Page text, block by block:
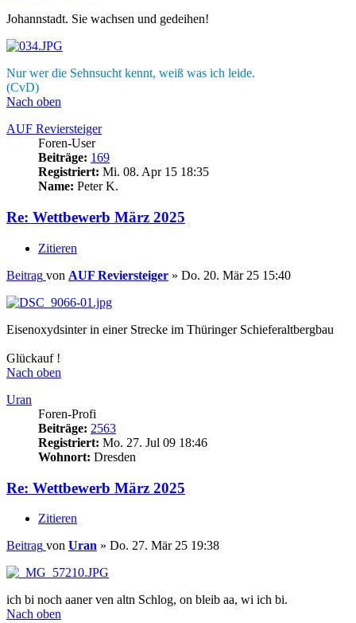
Johannstadt. Sie wachsen und gedeihen!
Nur wer die Sehnsucht kennt, weiß was ich leide.
(CvD)
Nach oben
AUF Reviersteiger
Foren-User
Beiträge: 169
Registriert: Mi. 08. Apr 15 18:35
Name: Peter K.
Re: Wettbewerb März 2025
Zitieren
Beitrag von AUF Reviersteiger » Do. 20. Mär 25 15:40
Eisenoxydsinter in einer Strecke im Thüringer Schieferaltbergbau
Glückauf !
Nach oben
Uran
Foren-Profi
Beiträge: 2563
Registriert: Mo. 27. Jul 09 18:46
Wohnort: Dresden
Re: Wettbewerb März 2025
Zitieren
Beitrag von Uran » Do. 27. Mär 25 19:38
ich bi noch aaner ven altn Schlog, on bleib aa, wi ich bi.
Nach oben